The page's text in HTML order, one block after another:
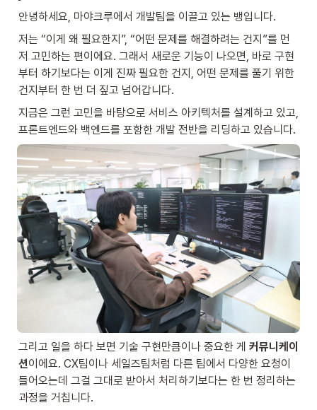
안녕하세요, 마야크루에서 개발팀을 이끌고 있는 뱅입니다.
저는 “이게 왜 필요한지”, “어떤 문제를 해결하려는 건지”를 먼
저 고민하는 편이에요. 그래서 새로운 기능이 나오면, 바로 구현
부터 하기보다는 이게 진짜 필요한 건지, 어떤 문제를 풀기 위한
건지부터 한 번 더 짚고 넘어갑니다.
지금은 그런 고민을 바탕으로 서비스 아키텍처를 설계하고 있고,
프론트엔드와 백엔드를 포함한 개발 전반을 리딩하고 있습니다.
그리고 일을 하다 보면 기술 구현만큼이나 중요한 게 커뮤니케이
션이에요. CX팀이나 세일즈팀처럼 다른 팀에서 다양한 요청이
들어오는데 그걸 그대로 받아서 처리하기보다는 한 번 정리하는
과정을 거칩니다.